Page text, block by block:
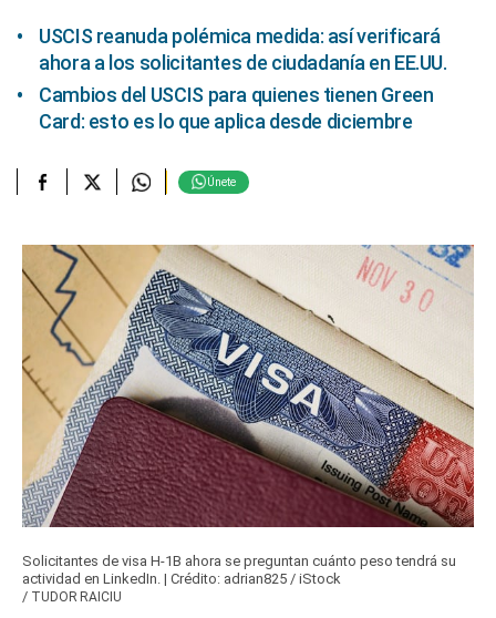
USCIS reanuda polémica medida: así verificará
ahora a los solicitantes de ciudadanía en EE.UU.
Cambios del USCIS para quienes tienen Green
Card: esto es lo que aplica desde diciembre
Únete
Solicitantes de visa H-1B ahora se preguntan cuánto peso tendrá su
actividad en LinkedIn. | Crédito: adrian825 / iStock
/ TUDOR RAICIU